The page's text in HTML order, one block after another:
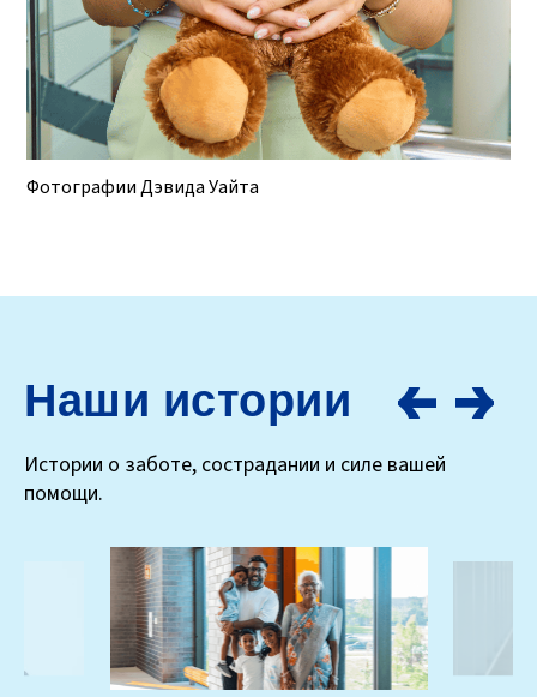
Фотографии Дэвида Уайта
Наши истории
Истории о заботе, сострадании и силе вашей
помощи.